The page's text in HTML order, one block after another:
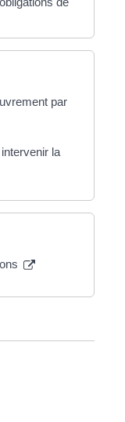
par
la